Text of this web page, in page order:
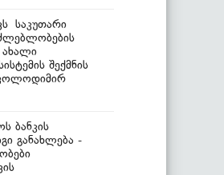
საკუთარი
ახალი
შექმნის
ბანკის
განახლება -